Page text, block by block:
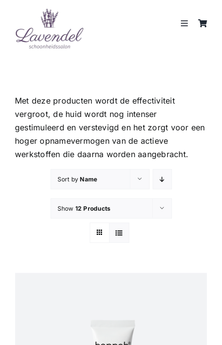
content
Toggle
JOUW HUIDCOACH
MERKEN
WEBSHOP
Met deze producten wordt de effectiviteit
vergroot, de huid wordt nog intenser
gestimuleerd en verstevigd en het zorgt voor een
hoger opnamevermogen van de actieve
werkstoffen die daarna worden aangebracht.
Sort byName
Show 12 Products